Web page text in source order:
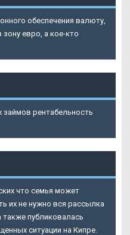
обеспечения валюту,
евро, а кое-кто
рентабельность
что семья может
их не нужно вся рассылка
публиковалась
ситуации на Кипре.